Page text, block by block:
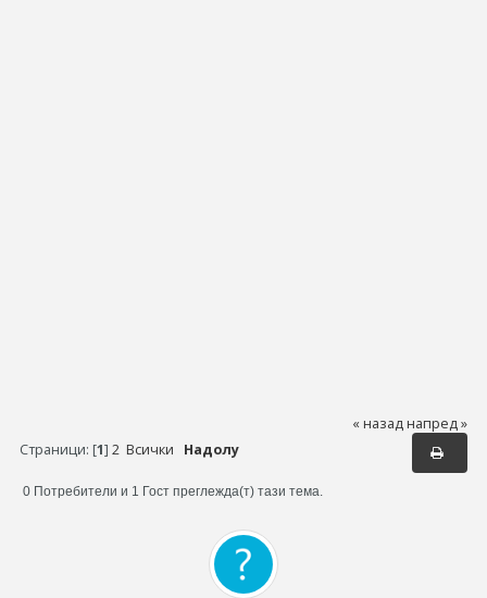
« назад напред »
Страници: [1] 2 Всички Надолу
0 Потребители и 1 Гост преглежда(т) тази тема.